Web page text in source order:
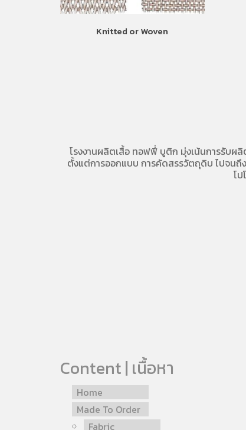
Knitted or Woven
โรงงานผลิตเสื้อ ทอฟฟี่ บูติก มุ่งเน้นการรับผลิ
ตั้งแต่การออกแบบ การคัดสรรวัตถุดิบ ไปจนถึ
โป
Content | เนื้อหา
Home
Made To Order
Fabric